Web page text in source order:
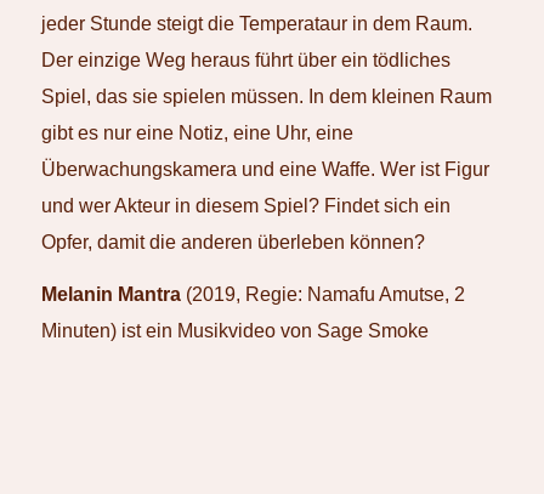
jeder Stunde steigt die Temperataur in dem Raum.
Der einzige Weg heraus führt über ein tödliches
Spiel, das sie spielen müssen. In dem kleinen Raum
gibt es nur eine Notiz, eine Uhr, eine
Überwachungskamera und eine Waffe. Wer ist Figur
und wer Akteur in diesem Spiel? Findet sich ein
Opfer, damit die anderen überleben können?
Melanin Mantra(2019, Regie: Namafu Amutse, 2
Minuten) ist ein Musikvideo von Sage Smoke